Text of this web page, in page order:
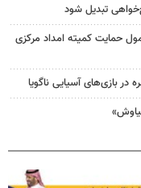
تبدیل شود
حمایت کمیته امداد مرکزی